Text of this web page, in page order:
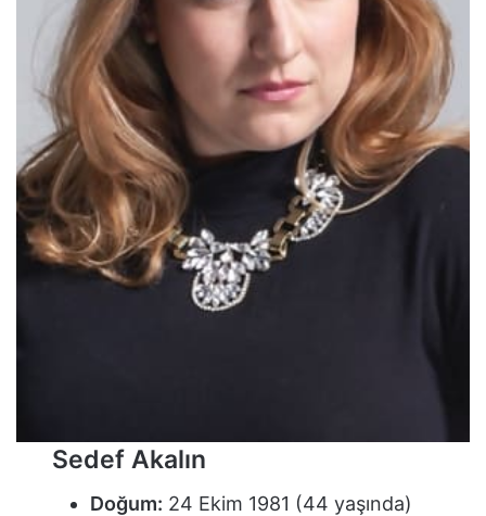
Sedef Akalın
Doğum: 24 Ekim 1981 (44 yaşında)